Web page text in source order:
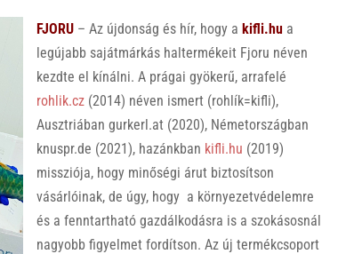
FJORU – Az újdonság és hír, hogy akifli.hu a
legújabb sajátmárkás haltermékeit Fjoru néven
kezdte el kínálni. A prágai gyökerű, arrafelé
rohlik.cz (2014) néven ismert (rohlík=kifli),
Ausztriában gurkerl.at (2020), Németországban
knuspr.de (2021), hazánkban kifli.hu (2019)
missziója, hogy minőségi árut biztosítson
vásárlóinak, de úgy, hogy a környezetvédelemre
és a fenntartható gazdálkodásra is a szokásosnál
nagyobb figyelmet fordítson. Az új termékcsoport